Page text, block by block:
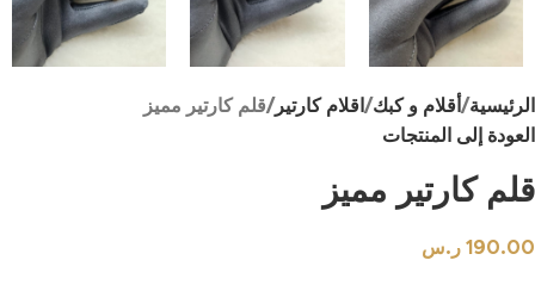
الرئيسية أقلام و كبك اقلام كارتير
قلم كارتير مميز
العودة إلى المنتجات
قلم كارتير مميز
190.00 ر.س